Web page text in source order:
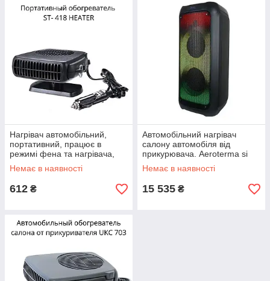
Нагрівач автомобільний,
портативний, працює в
режимі фена та нагрівача,
мініатюрний і легкий,
Немає в наявності
612 ₴
Автомобільний нагрівач
салону автомобіля від
прикурювача. Aeroterma si
Ventilator 12v. Потужністю 200
Вт.
Немає в наявності
15 535 ₴